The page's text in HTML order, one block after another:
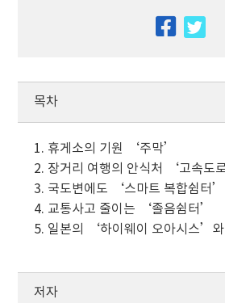
facebook
목차
1. 휴게소의 기원 ‘주막’
2. 장거리 여행의 안식처 ‘고속도
3. 국도변에도 ‘스마트 복합쉼터’
4. 교통사고 줄이는 ‘졸음쉼터’
5. 일본의 ‘하이웨이 오아시스’
저자